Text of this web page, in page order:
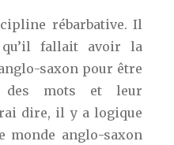
rébarbative. Il
qu’il fallait avoir la
saxon pour être
mots et leur
dire, il y a logique
monde anglo-saxon